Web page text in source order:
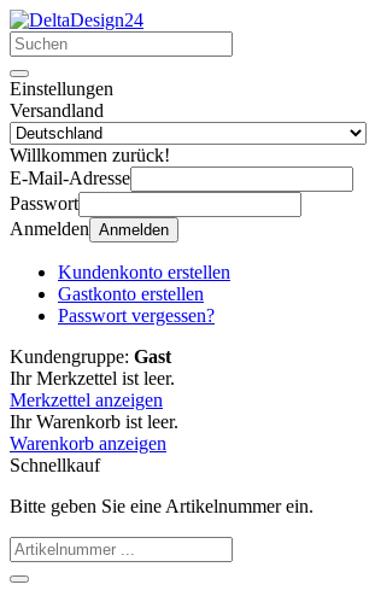
Einstellungen
Versandland
Willkommen zurück!
E-Mail-Adresse
Passwort
Anmelden Anmelden
Kundenkonto erstellen
Gastkonto erstellen
Passwort vergessen?
Kundengruppe: Gast
Ihr Merkzettel ist leer.
Merkzettel anzeigen
Ihr Warenkorb ist leer.
Warenkorb anzeigen
Schnellkauf
Bitte geben Sie eine Artikelnummer ein.